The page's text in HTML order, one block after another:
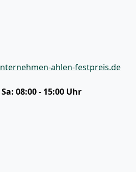
ahlen-festpreis.de
08:00 - 15:00 Uhr